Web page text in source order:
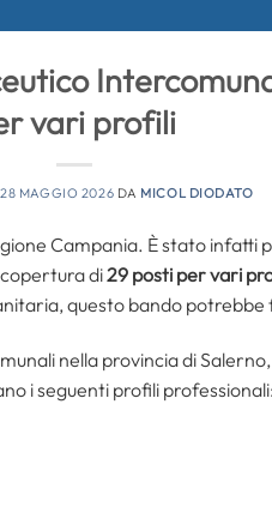
vari profili
28 MAGGIO 2026 DA MICOL DIODATO
Campania. È stato infatti
di29 posti per vari
questo bando potrebbe
nella provincia di
i seguenti profili professionali: